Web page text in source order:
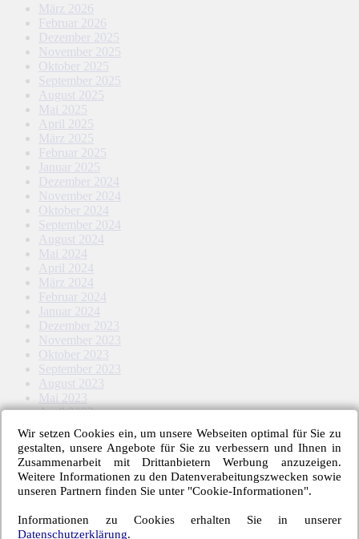
März 2026
Februar 2026
Dezember 2025
November 2025
Oktober 2025
September 2025
August 2025
Mai 2025
April 2025
März 2025
Februar 2025
Januar 2025
Dezember 2024
November 2024
Oktober 2024
September 2024
August 2024
Mai 2024
April 2024
März 2024
Februar 2024
Januar 2024
Dezember 2023
November 2023
Oktober 2023
September 2023
August 2023
Mai 2023
April 2023
März 2023
Februar 2023
Januar 2023
November 2022
Oktober 2022
September 2022
August 2022
Mai 2022
Wir setzen Cookies ein, um unsere Webseiten optimal für Sie zu
gestalten, unsere Angebote für Sie zu verbessern und Ihnen in
Zusammenarbeit mit Drittanbietern Werbung anzuzeigen.
Weitere Informationen zu den Datenverabeitungszwecken sowie
unseren Partnern finden Sie unter "Cookie-Informationen".
Informationen zu Cookies erhalten Sie in unserer
Datenschutzerklärung.